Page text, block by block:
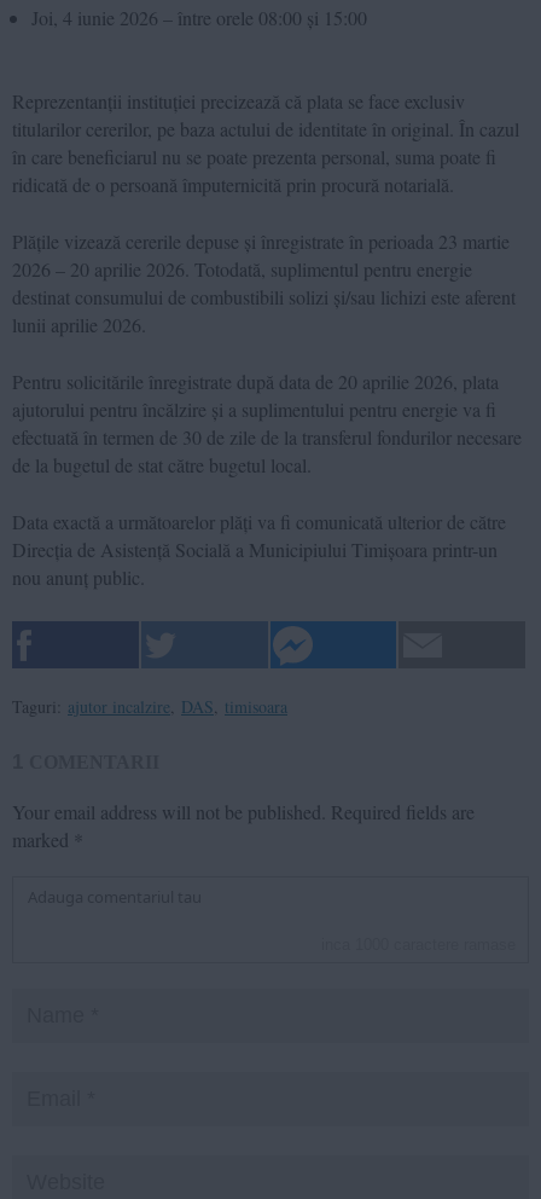
Joi, 4 iunie 2026 – între orele 08:00 și 15:00
Reprezentanții instituției precizează că plata se face exclusiv
titularilor cererilor, pe baza actului de identitate în original. În cazul
în care beneficiarul nu se poate prezenta personal, suma poate fi
ridicată de o persoană împuternicită prin procură notarială.
Plățile vizează cererile depuse și înregistrate în perioada 23 martie
2026 – 20 aprilie 2026. Totodată, suplimentul pentru energie
destinat consumului de combustibili solizi și/sau lichizi este aferent
lunii aprilie 2026.
Pentru solicitările înregistrate după data de 20 aprilie 2026, plata
ajutorului pentru încălzire și a suplimentului pentru energie va fi
efectuată în termen de 30 de zile de la transferul fondurilor necesare
de la bugetul de stat către bugetul local.
Data exactă a următoarelor plăți va fi comunicată ulterior de către
Direcția de Asistență Socială a Municipiului Timișoara printr-un
nou anunț public.
Taguri: ajutor incalzire DAS timisoara
Your email address will not be published. Required fields are
marked *